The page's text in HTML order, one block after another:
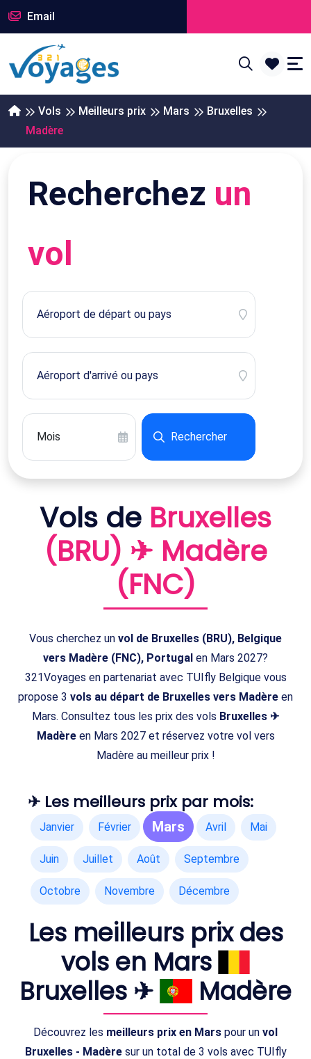
Email
Vols Meilleurs prix Mars
Bruxelles
Madère
Recherchez un
vol
Rechercher
Vols de Bruxelles
(BRU) ✈ Madère
(FNC)
Vous cherchez un vol de Bruxelles (BRU), Belgique
vers Madère (FNC), Portugal en Mars 2027?
321Voyages en partenariat avec TUIfly Belgique vous
propose 3 vols au départ de Bruxelles vers Madère en
Mars. Consultez tous les prix des vols Bruxelles ✈
Madèreen Mars 2027 et réservez votre vol vers
Madère au meilleur prix !
✈ Les meilleurs prix par mois:
Janvier Février Mars Avril Mai
Juin Juillet Août Septembre
Octobre Novembre Décembre
Les meilleurs prix des
vols en Mars
Bruxelles ✈
Madère
Découvrez les meilleurs prix en Mars pour un vol
Bruxelles - Madèresur un total de 3 vols avec TUIfly